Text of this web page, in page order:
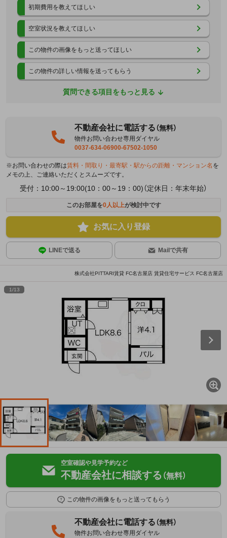
初期費用を教えてほしい
空室状況を教えてほしい
この物件の画像をもっと送ってほしい
この物件の詳しい情報を送ってもらう
質問できる項目をもっと見る
不動産会社に電話する（無料）
物件お問い合わせ専用ダイヤル
0037-634-06900-67502-1050
※お問い合わせの際は賃料・間取り・最寄駅・駅からの距離・マンション名 を
メモの上、ご連絡いただくとスムーズです。
受付：10:00～19:00(10：00～19：00)（定休日：年末年始）
このお部屋を0人以上が検討中です
お気に入り登録
LINEで送る Mailで共有
株式会社PITTARI賃貸 FC名古屋店 賃貸住宅サービス FC名古屋店
1/13
空室確認や見学予約など
不動産会社に相談する （無料）
この物件の画像をもっと送ってもらう
不動産会社に電話する（無料）
物件お問い合わせ専用ダイヤル